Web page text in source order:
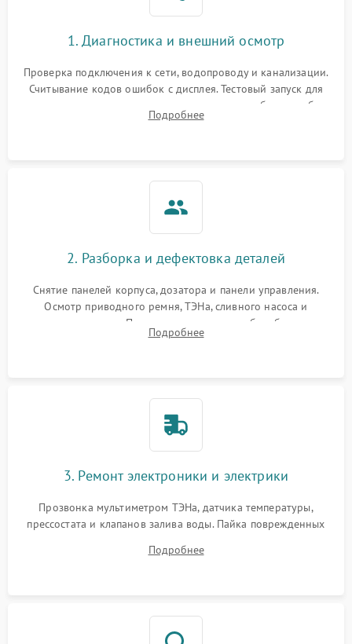
1. Диагностика и внешний осмотр
Проверка подключения к сети, водопроводу и канализации.
Считывание кодов ошибок с дисплея. Тестовый запуск для
выявления посторонних шумов, протечек или сбоев в работе
электронного модуля управления.
Подробнее
2. Разборка и дефектовка деталей
Снятие панелей корпуса, дозатора и панели управления.
Осмотр приводного ремня, ТЭНа, сливного насоса и
амортизаторов. Проверка подшипников барабана и
крестовины на износ, а манжеты люка на разрывы.
Подробнее
3. Ремонт электроники и электрики
Прозвонка мультиметром ТЭНа, датчика температуры,
прессостата и клапанов залива воды. Пайка поврежденных
Восстановление целостности проводки и контактов.
Подробнее